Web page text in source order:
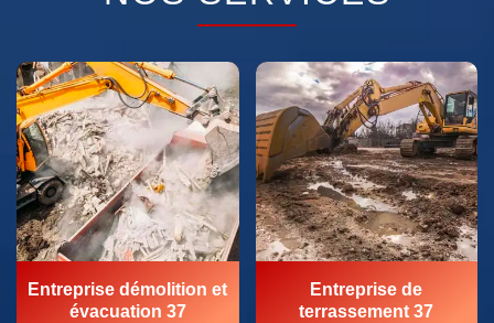
Entreprise démolition et
évacuation 37
Entreprise de
terrassement 37